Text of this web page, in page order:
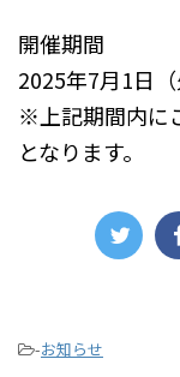
開催期間
2025年7月1日（
※上記期間内に
となります。
-お知らせ